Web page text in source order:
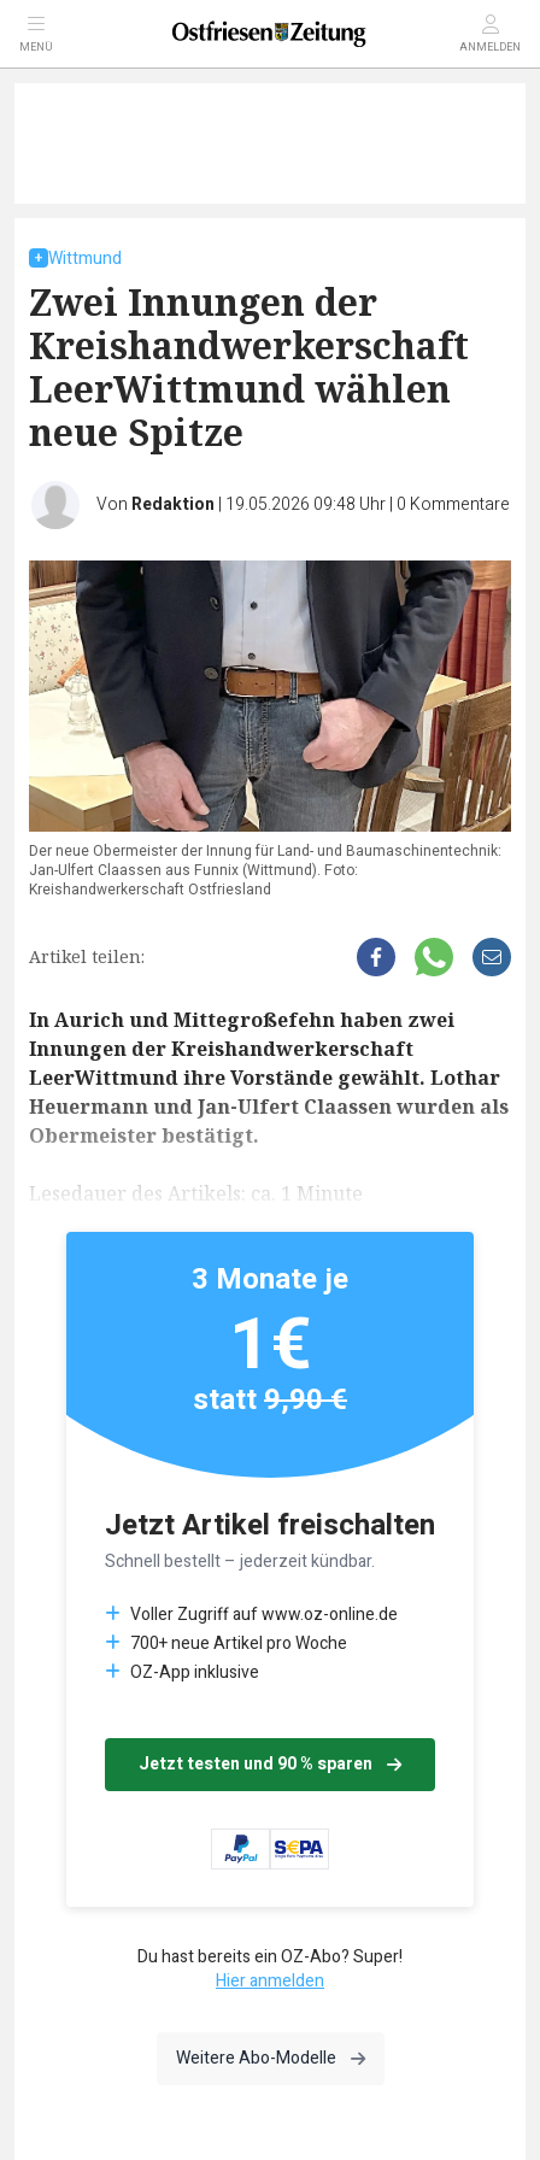
MENÜ ANMELDEN
Wittmund
Zwei Innungen der
Kreishandwerkerschaft
LeerWittmund wählen
neue Spitze
Von Redaktion | 19.05.2026 09:48 Uhr| 0 Kommentare
Der neue Obermeister der Innung für Land- und Baumaschinentechnik:
Jan-Ulfert Claassen aus Funnix (Wittmund). Foto:
Kreishandwerkerschaft Ostfriesland
Artikel teilen:
In Aurich und Mittegroßefehn haben zwei
Innungen der Kreishandwerkerschaft
LeerWittmund ihre Vorstände gewählt. Lothar
Heuermann und Jan-Ulfert Claassen wurden als
Obermeister bestätigt.
Lesedauer des Artikels: ca. 1 Minute
Jetzt Artikel freischalten
Schnell bestellt – jederzeit kündbar.
Voller Zugriff auf www.oz-online.de
700+ neue Artikel pro Woche
OZ-App inklusive
Jetzt testen und 90 % sparen
3 Monate je
1€
statt9,90 €
Du hast bereits ein OZ-Abo? Super!
Hier anmelden
Weitere Abo-Modelle